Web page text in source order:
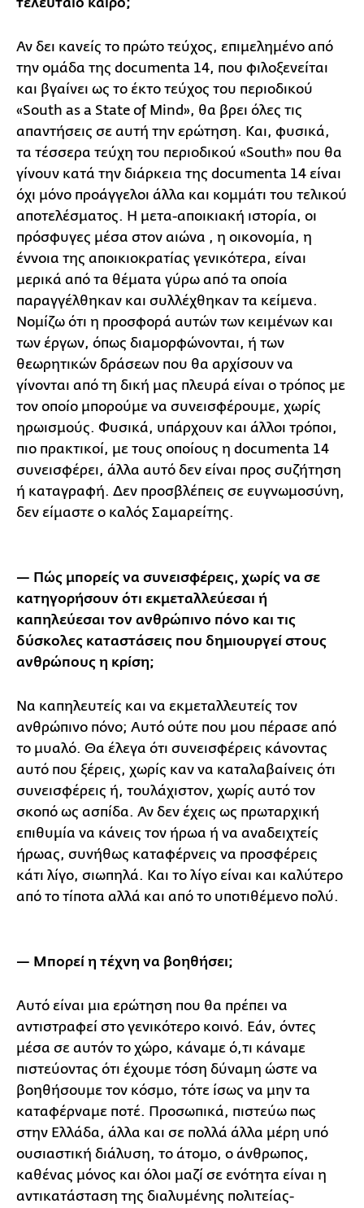
Αν δει κανείς το πρώτο τεύχος, επιμελημένο από
την ομάδα της documenta 14, που φιλοξενείται
και βγαίνει ως τo έκτο τεύχος του περιοδικού
«South as a State of Mind», θα βρει όλες τις
απαντήσεις σε αυτή την ερώτηση. Και, φυσικά,
τα τέσσερα τεύχη του περιοδικού «South» που θα
γίνουν κατά την διάρκεια της documenta 14 είναι
όχι μόνο προάγγελοι άλλα και κομμάτι του τελικού
αποτελέσματος. Η μετα-αποικιακή ιστορία, οι
πρόσφυγες μέσα στον αιώνα , η οικονομία, η
έννοια της αποικιοκρατίας γενικότερα, είναι
μερικά από τα θέματα γύρω από τα οποία
παραγγέλθηκαν και συλλέχθηκαν τα κείμενα.
Νομίζω ότι η προσφορά αυτών των κειμένων και
των έργων, όπως διαμορφώνονται, ή των
θεωρητικών δράσεων που θα αρχίσουν να
γίνονται από τη δική μας πλευρά είναι ο τρόπος με
τον οποίο μπορούμε να συνεισφέρουμε, χωρίς
ηρωισμούς. Φυσικά, υπάρχουν και άλλοι τρόποι,
πιο πρακτικοί, με τους οποίους η documenta 14
συνεισφέρει, άλλα αυτό δεν είναι προς συζήτηση
ή καταγραφή. Δεν προσβλέπεις σε ευγνωμοσύνη,
δεν είμαστε ο καλός Σαμαρείτης.
— Πώς μπορείς να συνεισφέρεις, χωρίς να σε
κατηγορήσουν ότι εκμεταλλεύεσαι ή
καπηλεύεσαι τον ανθρώπινο πόνο και τις
δύσκολες καταστάσεις που δημιουργεί στους
ανθρώπους η κρίση;
Να καπηλευτείς και να εκμεταλλευτείς τον
ανθρώπινο πόνο; Αυτό ούτε που μου πέρασε από
το μυαλό. Θα έλεγα ότι συνεισφέρεις κάνοντας
αυτό που ξέρεις, χωρίς καν να καταλαβαίνεις ότι
συνεισφέρεις ή, τουλάχιστον, χωρίς αυτό τον
σκοπό ως ασπίδα. Αν δεν έχεις ως πρωταρχική
επιθυμία να κάνεις τον ήρωα ή να αναδειχτείς
ήρωας, συνήθως καταφέρνεις να προσφέρεις
κάτι λίγο, σιωπηλά. Και το λίγο είναι και καλύτερο
από το τίποτα αλλά και από το υποτιθέμενο πολύ.
— Μπορεί η τέχνη να βοηθήσει;
Αυτό είναι μια ερώτηση που θα πρέπει να
αντιστραφεί στο γενικότερο κοινό. Εάν, όντες
μέσα σε αυτόν το χώρο, κάναμε ό,τι κάναμε
πιστεύοντας ότι έχουμε τόση δύναμη ώστε να
βοηθήσουμε τον κόσμο, τότε ίσως να μην τα
καταφέρναμε ποτέ. Προσωπικά, πιστεύω πως
στην Ελλάδα, άλλα και σε πολλά άλλα μέρη υπό
ουσιαστική διάλυση, το άτομο, ο άνθρωπος,
καθένας μόνος και όλοι μαζί σε ενότητα είναι η
αντικατάσταση της διαλυμένης πολιτείας-